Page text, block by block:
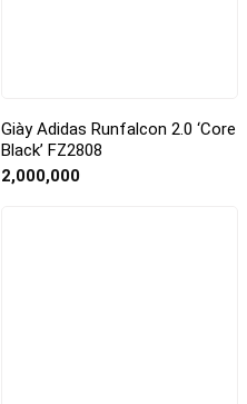
Giày Adidas Runfalcon 2.0 ‘Core
Black’ FZ2808
2,000,000